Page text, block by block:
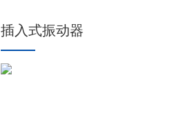
插入式振动器